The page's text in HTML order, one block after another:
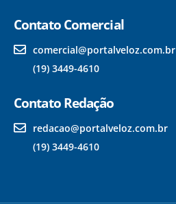
Contato Comercial
comercial@portalveloz.com.br
(19) 3449-4610
Contato Redação
redacao@portalveloz.com.br
(19) 3449-4610